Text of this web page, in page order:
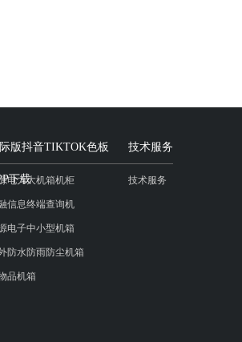
版抖音TIKTOK色板
下载
电力大机箱机柜
信息终端查询机
电子中小型机箱
防水防雨防尘机箱
品机箱
技术服务
技术服务